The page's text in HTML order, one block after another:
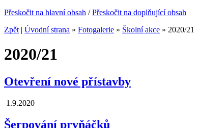
Přeskočit na hlavní obsah /Přeskočit na doplňující obsah
Zpět | Úvodní strana » Fotogalerie » Školní akce » 2020/21
2020/21
Otevření nové přístavby
1.9.2020
Šerpování prvňáčků